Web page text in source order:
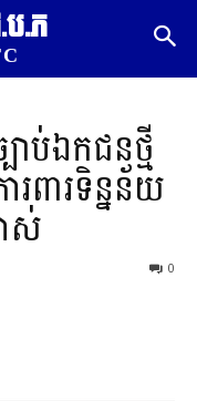
.ភ
ប់ឯកជនថ្មី
ារទិន្នន័យ
ស់
0